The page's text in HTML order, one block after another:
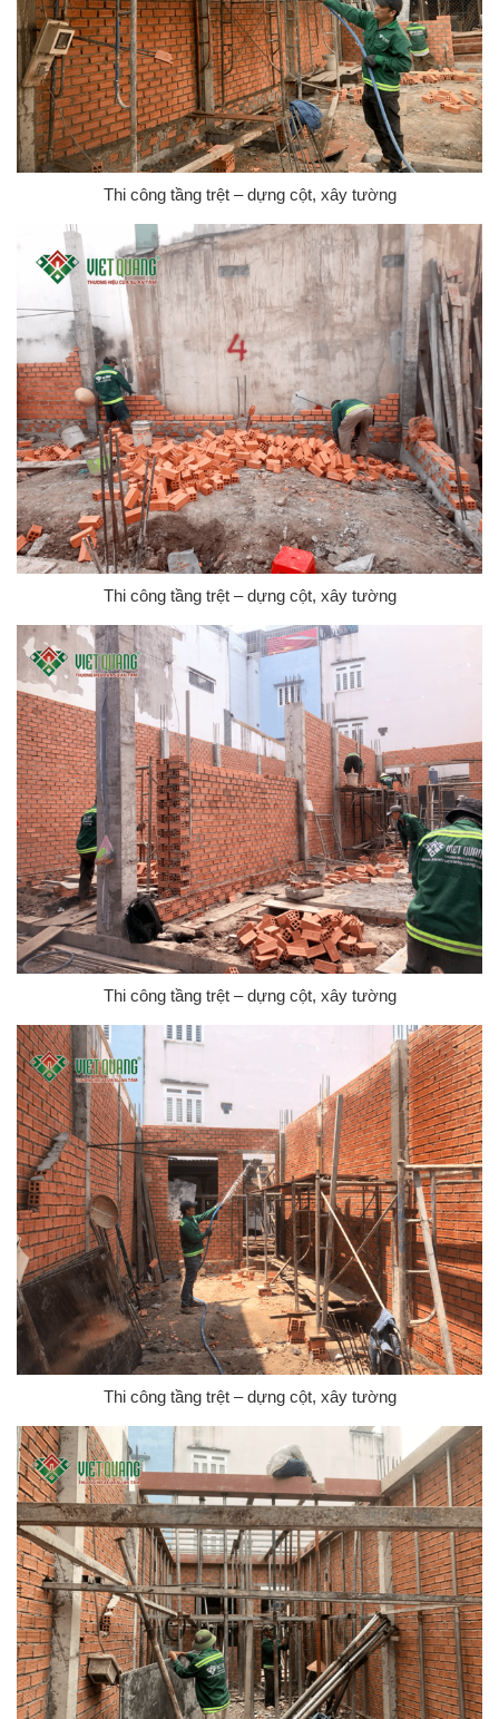
Thi công tầng trệt – dựng cột, xây tường
Thi công tầng trệt – dựng cột, xây tường
Thi công tầng trệt – dựng cột, xây tường
Thi công tầng trệt – dựng cột, xây tường